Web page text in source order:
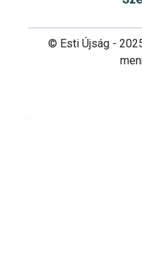
© Esti Újság -